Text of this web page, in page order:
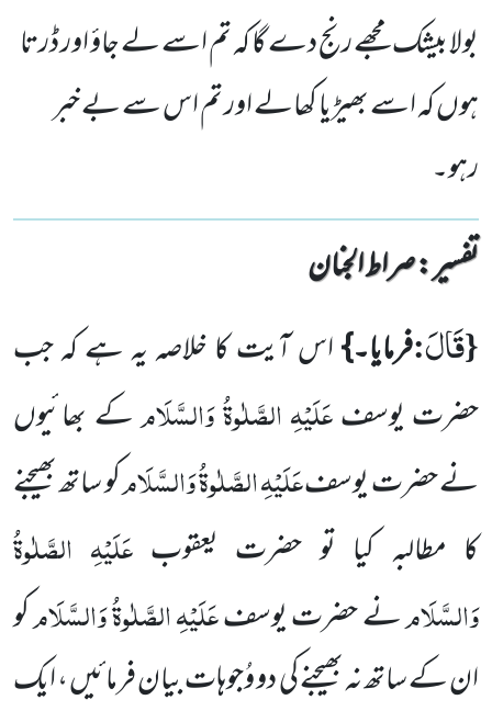
بولا بیشک مجھے رنج دے گا کہ تم اسے لے جاؤ اور ڈرتا
ہوں کہ اسے بھیڑیا کھالے اور تم اس سے بے خبر
رہو۔
تفسیر : ‎صراط الجنان
{قَالَ:فرمایا۔}اس آیت کا خلاصہ یہ ہے کہ جب
حضرت یوسفعَلَیْہِ الصَّلٰوۃُ وَالسَّلَامکے بھائیوں
نے حضرت یوسفعَلَیْہِ الصَّلٰوۃُ وَالسَّلَامکو ساتھ بھیجنے
کا مطالبہ کیا تو حضرت یعقوب عَلَیْہِ الصَّلٰوۃُ
وَالسَّلَامنے حضرت یوسفعَلَیْہِ الصَّلٰوۃُ وَالسَّلَامکو
ان کے ساتھ نہ بھیجنے کی دو وُجوہات بیان فرمائیں ، ایک